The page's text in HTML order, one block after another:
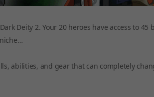
Deity 2. Your 20 heroes have access to
abilities, and gear that can completely